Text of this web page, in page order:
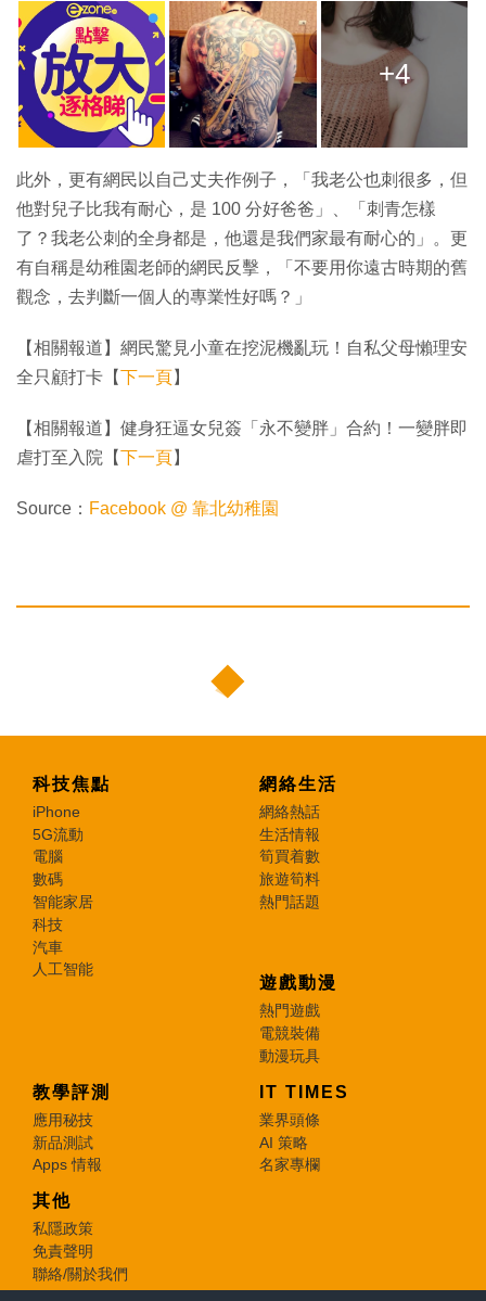
+4
此外，更有網民以自己丈夫作例子，「我老公也刺很多，但
他對兒子比我有耐心，是 100 分好爸爸」、「刺青怎樣
了？我老公刺的全身都是，他還是我們家最有耐心的」。更
有自稱是幼稚園老師的網民反擊，「不要用你遠古時期的舊
觀念，去判斷一個人的專業性好嗎？」
【相關報道】網民驚見小童在挖泥機亂玩！自私父母懶理安
全只顧打卡【下一頁】
【相關報道】健身狂逼女兒簽「永不變胖」合約！一變胖即
虐打至入院【下一頁】
Source： Facebook @ 靠北幼稚園
科技焦點
iPhone
5G流動
電腦
數碼
智能家居
科技
汽車
人工智能
網絡生活
網絡熱話
生活情報
筍買着數
旅遊筍料
熱門話題
遊戲動漫
熱門遊戲
電競裝備
動漫玩具
教學評測
應用秘技
新品測試
Apps 情報
IT TIMES
業界頭條
AI 策略
名家專欄
其他
私隱政策
免責聲明
聯絡/關於我們